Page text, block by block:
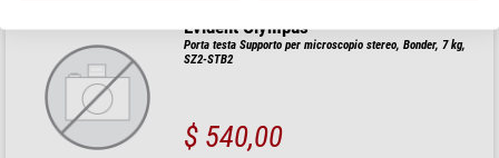
Evident Olympus
Porta testa Supporto per microscopio stereo, Bonder, 7 kg,
SZ2-STB2
$ 540,00